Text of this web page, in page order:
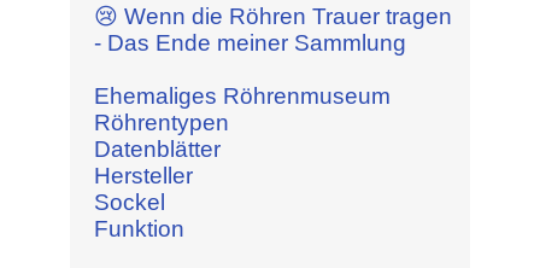
😢 Wenn die Röhren Trauer tragen
- Das Ende meiner Sammlung
Ehemaliges Röhrenmuseum
Röhrentypen
Datenblätter
Hersteller
Sockel
Funktion